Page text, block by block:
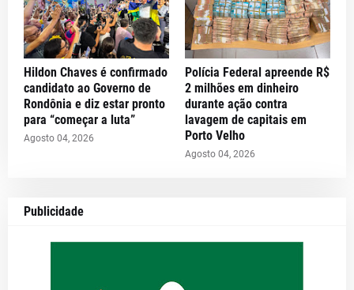
Hildon Chaves é confirmado
candidato ao Governo de
Rondônia e diz estar pronto
para “começar a luta”
Agosto 04, 2026
Polícia Federal apreende R$
2 milhões em dinheiro
durante ação contra
lavagem de capitais em
Porto Velho
Agosto 04, 2026
Publicidade